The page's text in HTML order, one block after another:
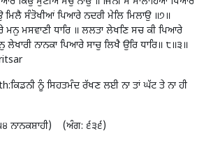
ਮਿਲੈ ਸੰਤੋਖੀਆਂ ਪਿਆਰੇ ਨਦਰੀ ਮੇਲਿ ਮਿਲਾਉ ॥੭॥
ਮਸਵਾਣੀ ਧਾਰਿ ॥ ਲਲਤਾ ਲੇਖਣਿ ਸਚ ਕੀ ਪਿਆਰੇ
ਲੇਖਾਰੀ ਨਾਨਕਾ ਪਿਆਰੇ ਸਾਚੁ ਲਿਖੈ ਉਰਿ ਧਾਰਿ॥ ੮॥੩॥
ਨੂੰ ਸਿਹਤਮੰਦ ਰੱਖਣ ਲਈ ਨਾ ਤਾਂ ਘੱਟ ਤੇ ਨਾ ਹੀ
ਨਾਨਕਸ਼ਾਹੀ) (ਅੰਗ: ੬੩੬)